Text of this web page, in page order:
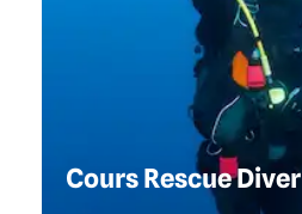
Cours Rescue Diver